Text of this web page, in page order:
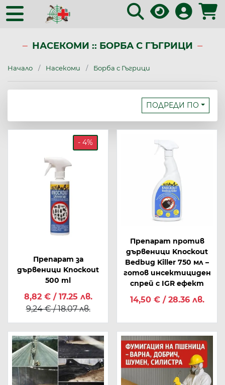
НАСЕКОМИ :: БОРБА С ГЪГРИЦИ
Начало Насекоми Борба с Гъгрици
ПОДРЕДИ ПО
Препарат за
дървеници Knockout
500 ml
8,82 € / 17.25 лв.
9,24 € / 18.07 лв.
- 4%
Препарат против
дървеници Knockout
Bedbug Killer 750 мл –
готов инсектициден
спрей с IGR ефект
14,50 € / 28.36 лв.